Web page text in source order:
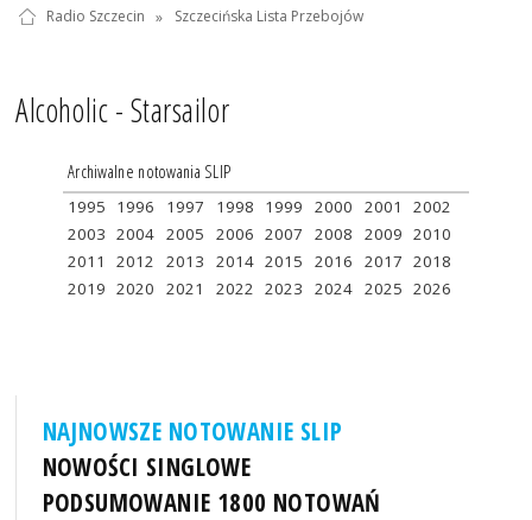
Radio Szczecin » Szczecińska Lista Przebojów
Alcoholic - Starsailor
Archiwalne notowania SLIP
1995 1996 1997 1998 1999 2000 2001
2002
2003 2004 2005 2006 2007 2008 2009 2010
2011
2012 2013 2014 2015 2016 2017 2018
2019 2020 2021 2022 2023 2024 2025 2026
NAJNOWSZE NOTOWANIE SLIP
NOWOŚCI SINGLOWE
PODSUMOWANIE 1800 NOTOWAŃ